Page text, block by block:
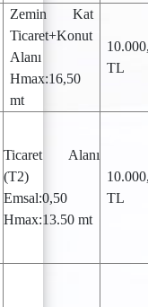
Zemin Kat
Ticaret+Konut
Alanı
Hmax:16,50
mt
TL
Ticaret Alanı
(T2)
Emsal:0,50
Hmax:13.50 mt
TL